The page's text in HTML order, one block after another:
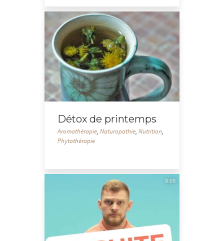
Détox de printemps
Aromathérapie,Naturopathie,Nutrition,
Phytothérapie